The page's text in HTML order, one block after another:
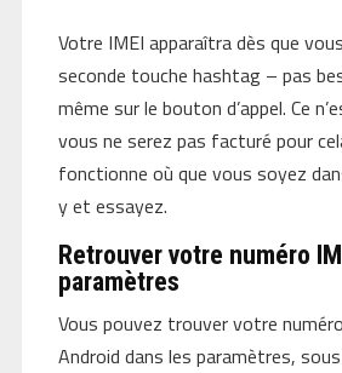
Votre IMEI apparaîtra dès que
seconde touche hashtag – pas
même sur le bouton d’appel. Ce
vous ne serez pas facturé pour
fonctionne où que vous soyez
y et essayez.
Retrouver votre numéro
paramètres
Vous pouvez trouver votre
Android dans les paramètres,